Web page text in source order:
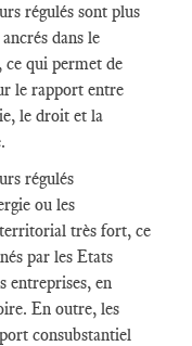
régulés sont plus
dans le
qui permet de
le rapport entre
le droit et la
régulés
ou les
très fort, ce
par les Etats
entreprises, en
En outre, les
consubstantiel